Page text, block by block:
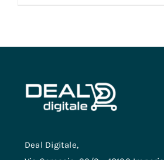
Deal Digitale,